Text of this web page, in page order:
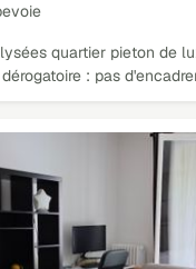
quartier pieton de
: pas